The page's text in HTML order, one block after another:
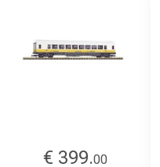
€ 399.00